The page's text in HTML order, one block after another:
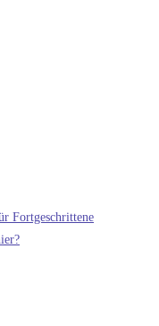
Fortgeschrittene